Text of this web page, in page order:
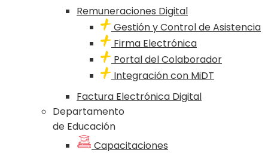
Remuneraciones Digital
Gestión y Control de Asistencia
Firma Electrónica
Portal del Colaborador
Integración con MiDT
Factura Electrónica Digital
Departamento
de Educación
Capacitaciones